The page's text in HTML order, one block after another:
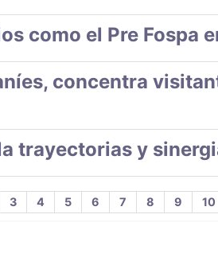
como el Pre Fospa
concentra
trayectorias y
3 4 5 6 7 8 9 10